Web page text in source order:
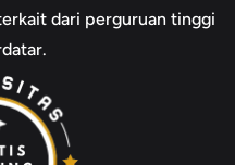
dari perguruan tinggi